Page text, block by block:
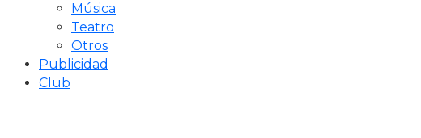
Música
Teatro
Otros
Publicidad
Club